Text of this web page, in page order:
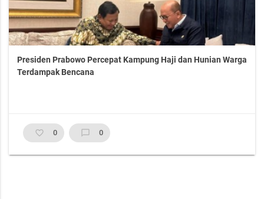
Presiden Prabowo Percepat Kampung Haji dan Hunian Warga
Terdampak Bencana
favorite_border 0 chat_bubble_outline 0